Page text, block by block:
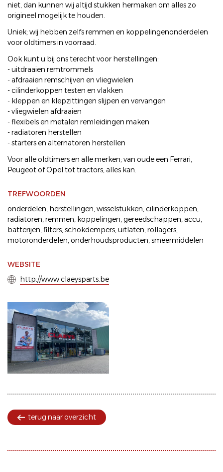
niet, dan kunnen wij altijd stukken hermaken om alles zo
origineel mogelijk te houden.
Uniek; wij hebben zelfs remmen en koppelingenonderdelen
voor oldtimers in voorraad.
Ook kunt u bij ons terecht voor herstellingen:
- uitdraaien remtrommels
- afdraaien remschijven en vliegwielen
- cilinderkoppen testen en vlakken
- kleppen en klepzittingen slijpen en vervangen
- vliegwielen afdraaien
- flexibels en metalen remleidingen maken
- radiatoren herstellen
- starters en alternatoren herstellen
Voor alle oldtimers en alle merken; van oude een Ferrari,
Peugeot of Opel tot tractors, alles kan.
TREFWOORDEN
onderdelen, herstellingen,wisselstukken, cilinderkoppen,
radiatoren,remmen, koppelingen,gereedschappen,accu,
batterijen,filters,schokdempers,uitlaten,rollagers,
motoronderdelen,onderhoudsproducten,smeermiddelen
WEBSITE
http://www.claeysparts.be
terug naar overzicht